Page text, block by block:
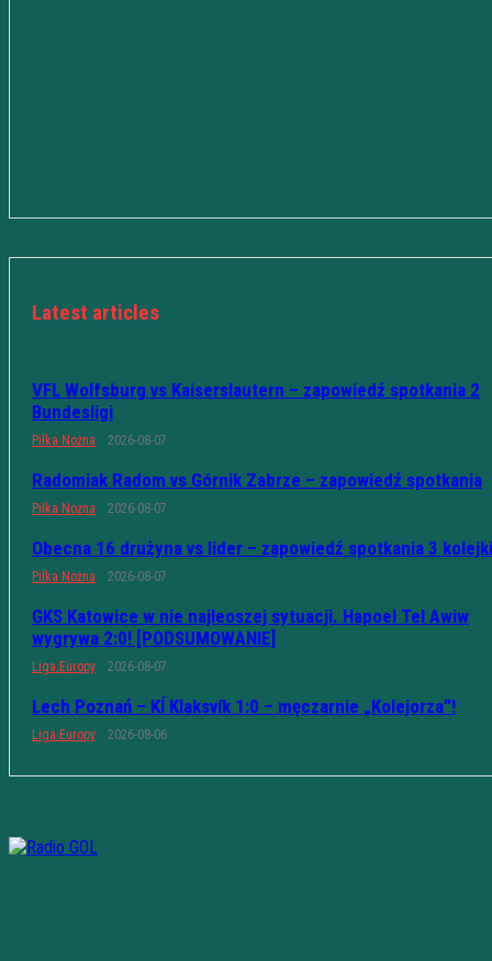
Latest articles
VFL Wolfsburg vs Kaiserslautern – zapowiedź spotkania 2
Bundesligi
Piłka Nożna 2026-08-07
Radomiak Radom vs Górnik Zabrze – zapowiedź spotkania
Piłka Nożna 2026-08-07
Obecna 16 drużyna vs lider – zapowiedź spotkania 3 kolejki
Piłka Nożna 2026-08-07
GKS Katowice w nie najleoszej sytuacji. Hapoel Tel Awiw
wygrywa 2:0! [PODSUMOWANIE]
Liga Europy 2026-08-07
Lech Poznań – KÍ Klaksvík 1:0 – męczarnie „Kolejorza”!
Liga Europy 2026-08-06